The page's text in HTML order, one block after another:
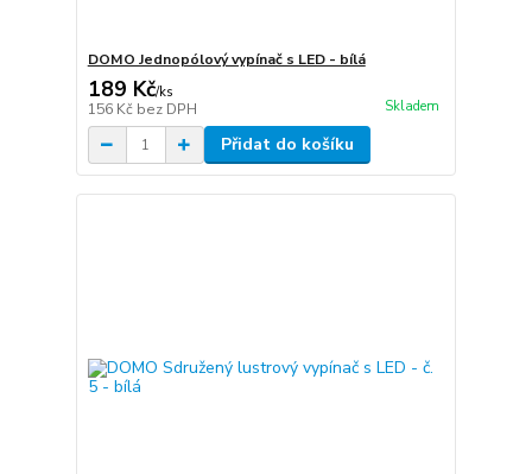
DOMO Jednopólový vypínač s LED - bílá
189 Kč/ks
156 Kč bez DPH Skladem
Přidat do košíku